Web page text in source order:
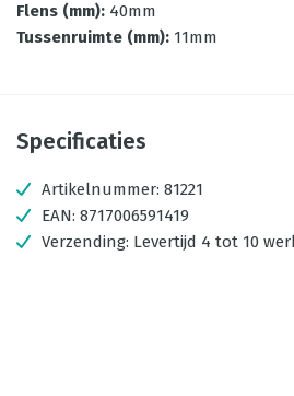
Flens (mm): 40mm
Tussenruimte (mm): 11mm
Specificaties
Artikelnummer: 81221
EAN: 8717006591419
Verzending: Levertijd 4 tot 10